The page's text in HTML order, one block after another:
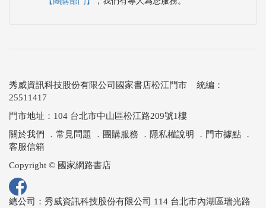
秀威資訊科技股份有限公司國家書店松江門市 統編：
25511417
門市地址：104 台北市中山區松江路209號1樓
關於我們 ． 常見問題 ． 團購服務 ． 隱私權說明 ． 門市據點 ．
客服信箱
Copyright © 國家網路書店
總公司：秀威資訊科技股份有限公司 114 台北市內湖區瑞光路